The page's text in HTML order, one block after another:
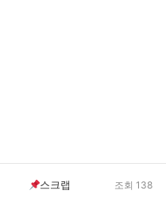
스크랩 조회 138